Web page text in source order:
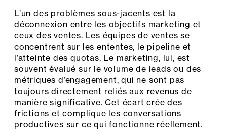
L’un des problèmes sous-jacents est la
déconnexion entre les objectifs marketing et
ceux des ventes. Les équipes de ventes se
concentrent sur les ententes, le pipeline et
l’atteinte des quotas. Le marketing, lui, est
souvent évalué sur le volume de leads ou des
métriques d’engagement, qui ne sont pas
toujours directement reliés aux revenus de
manière significative. Cet écart crée des
frictions et complique les conversations
productives sur ce qui fonctionne réellement.